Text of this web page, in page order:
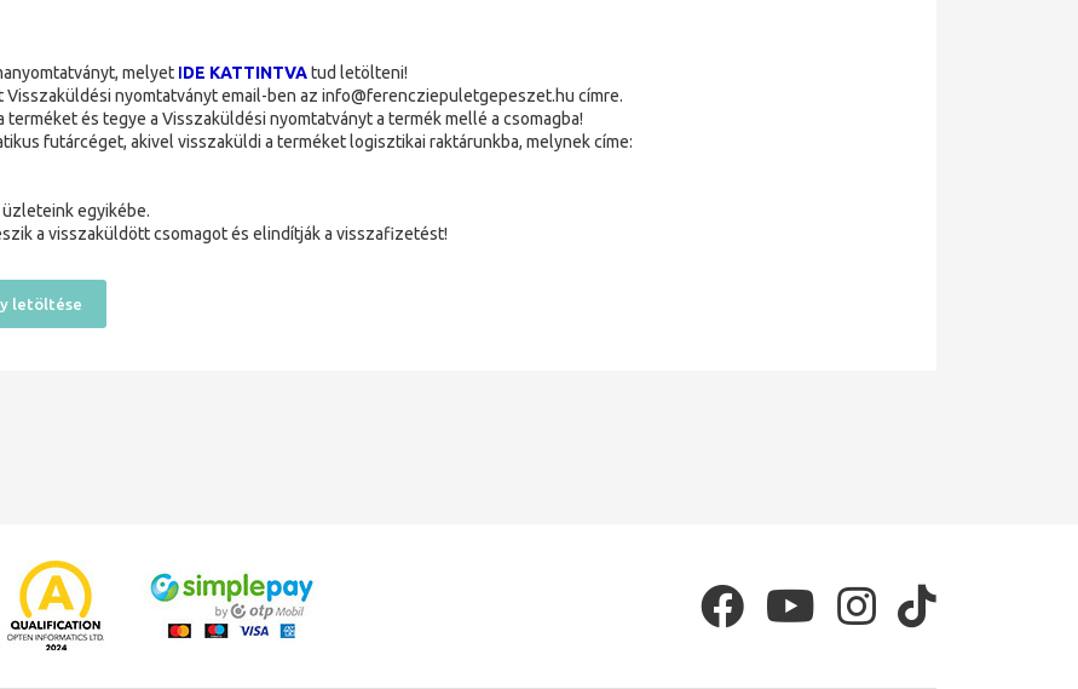
melyet IDE KATTINTVAtud letölteni!
nyomtatványt email-ben az info@ferencziepuletgepeszet.hu címre.
terméket és tegye a Visszaküldési nyomtatványt a termék mellé a csomagba!
futárcéget, akivel visszaküldi a terméket logisztikai raktárunkba, melynek címe:
egyikébe.
a visszaküldött csomagot és elindítják a visszafizetést!
letöltése